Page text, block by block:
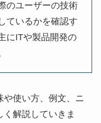
のユーザーの技術
ているかを確認す
にITや製品開発の
や使い方、例文、ニ
解説していきま